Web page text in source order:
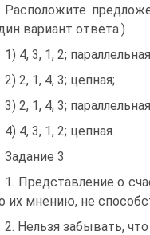
Расположите
вариант ответа.)
1) 4, 3, 1, 2;
2) 2, 1, 4, 3; цепная;
3) 2, 1, 4, 3;
4) 4, 3, 1, 2; цепная.
Задание 3
1. Представление о
их мнению, не
2. Нельзя забывать,